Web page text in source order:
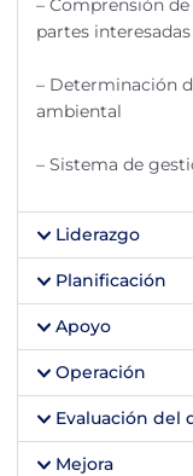
– Comprensión
partes interesadas
– Determinación
ambiental
– Sistema de
Liderazgo
Planificación
Apoyo
Operación
Evaluación del
Mejora